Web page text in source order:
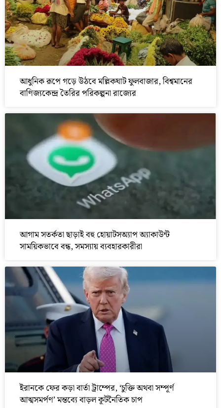
আধুনিক রূপে গড়ে উঠবে মল্লিকঘাট ফুলবাজার, বিশ্বমানের
বাণিজ্যকেন্দ্র তৈরির পরিকল্পনা রাজ্যের
আগাম সতর্কতা ছাড়াই বহু হোয়াটসঅ্যাপ অ্যাকাউন্ট
সাময়িকভাবে বন্ধ, সমস্যায় ব্যবহারকারীরা
ইরানকে ফের কড়া বার্তা ট্রাম্পের, ‘চুক্তি অথবা সম্পূর্ণ
আত্মসমর্পণ’ মন্তব্যে বাড়ল কূটনৈতিক চাপ